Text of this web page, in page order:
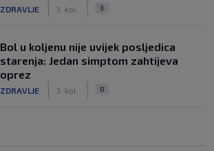
ZDRAVLJE 3. kol. 3
Bol u koljenu nije uvijek posljedica
starenja: Jedan simptom zahtijeva
oprez
ZDRAVLJE 3. kol. 0